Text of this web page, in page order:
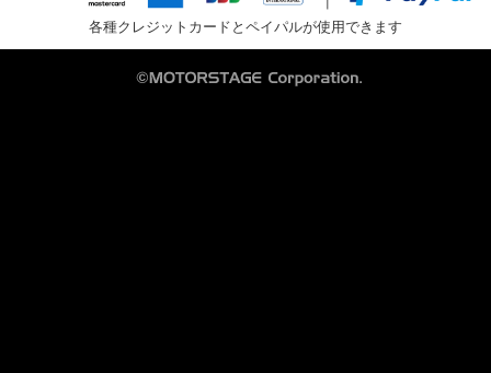
各種クレジットカードとペイパルが使用できます